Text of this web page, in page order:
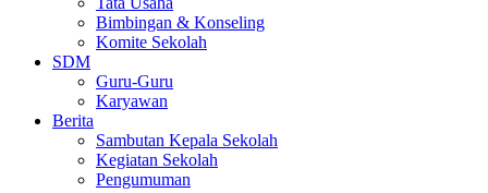
Bimbingan & Konseling
Komite Sekolah
SDM
Guru-Guru
Karyawan
Berita
Sambutan Kepala Sekolah
Kegiatan Sekolah
Pengumuman